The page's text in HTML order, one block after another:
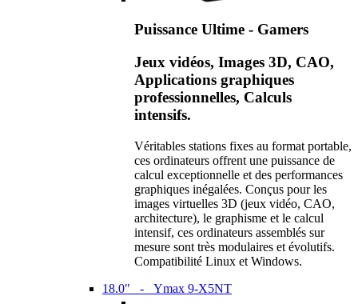
Puissance Ultime - Gamers
Jeux vidéos, Images 3D, CAO,
Applications graphiques
professionnelles, Calculs
intensifs.
Véritables stations fixes au format portable,
ces ordinateurs offrent une puissance de
calcul exceptionnelle et des performances
graphiques inégalées. Conçus pour les
images virtuelles 3D (jeux vidéo, CAO,
architecture), le graphisme et le calcul
intensif, ces ordinateurs assemblés sur
mesure sont très modulaires et évolutifs.
Compatibilité Linux et Windows.
18.0" - Ymax 9-X5NT